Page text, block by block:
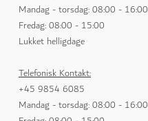
Mandag - torsdag: 08:00 - 16:00
Fredag: 08:00 - 15:00
Lukket helligdage
Telefonisk Kontakt:
+45 9854 6085
Mandag - torsdag: 08:00 - 16:00